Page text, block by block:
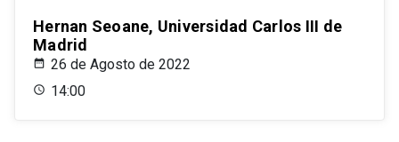
Hernan Seoane, Universidad Carlos III de
Madrid
26 de Agosto de 2022
14:00